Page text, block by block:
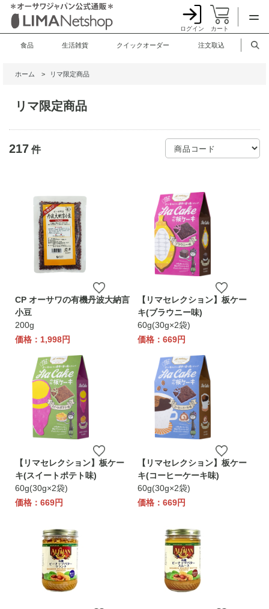
ログイン カート
食品 生活雑貨 クイックオーダー 注文取込
ホーム > リマ限定商品
リマ限定商品
217 件
CP オーサワの有機丹波大納言
小豆
200g
価格：1,998円
【リマセレクション】板ケー
キ(ブラウニー味)
60g(30g×2袋)
価格：669円
【リマセレクション】板ケー
キ(スイートポテト味)
60g(30g×2袋)
価格：669円
【リマセレクション】板ケー
キ(コーヒーケーキ味)
60g(30g×2袋)
価格：669円